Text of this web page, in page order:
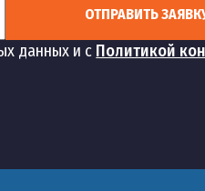
ОТПРАВИТЬ
данных и с Политикой